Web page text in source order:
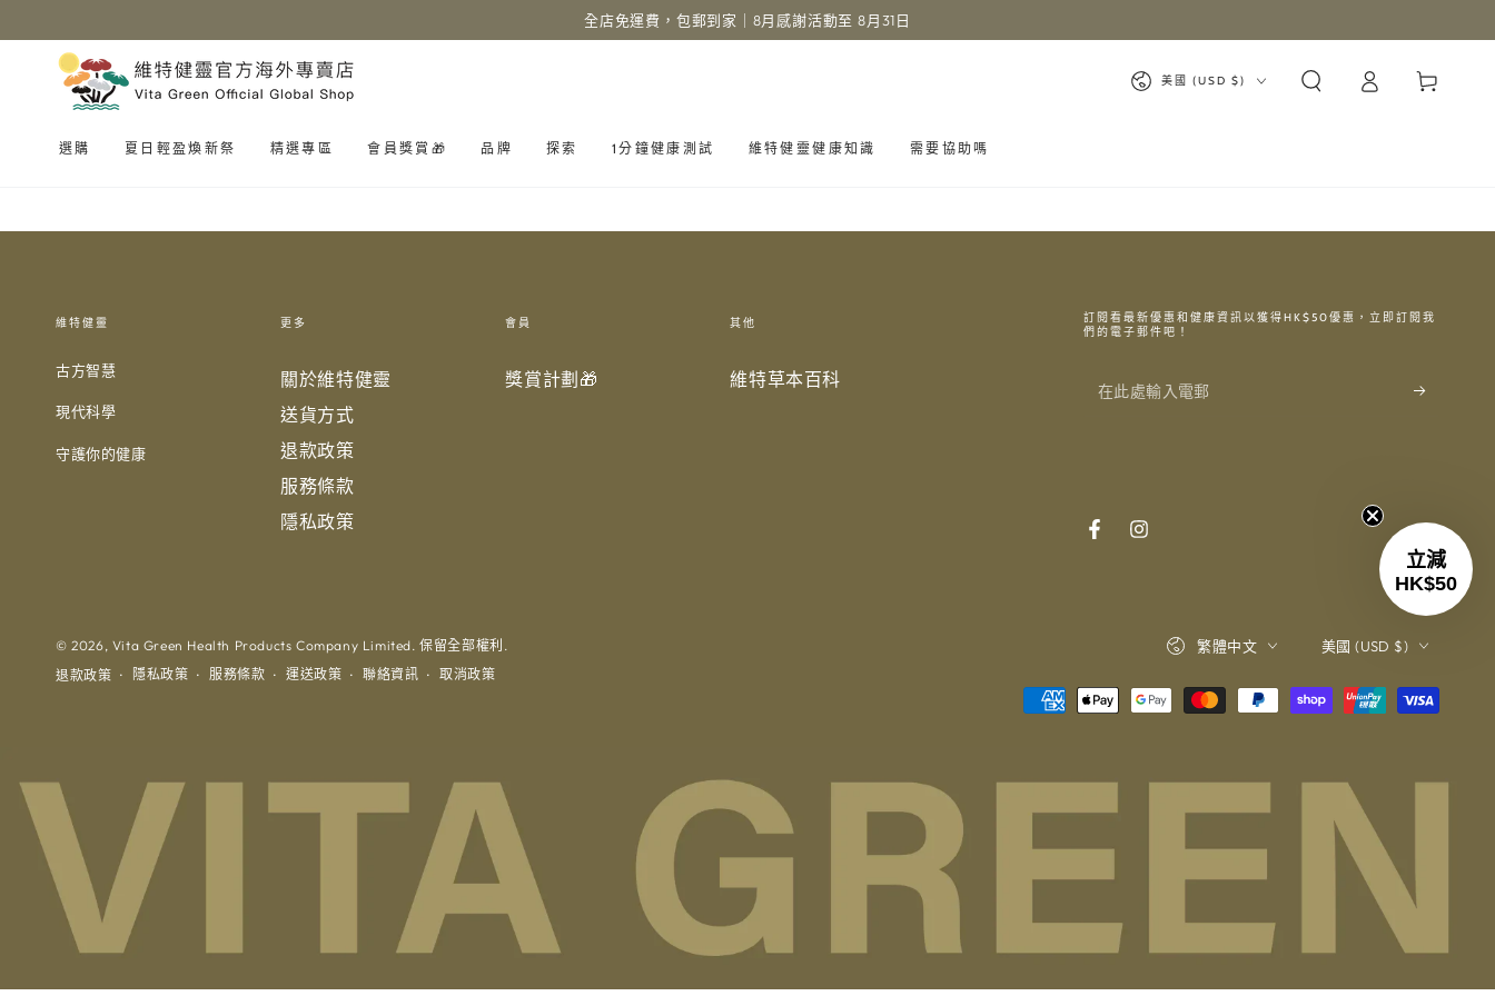
全店免運費，包郵到家｜8月感謝活動至 8月31日
選購 夏日輕盈煥新祭 精選專區 會員獎賞🎁 品牌 探索 1分鐘健康測試 維特健靈健康知識 需要協助嗎
國
美國 (USD $)
入
物
維特健靈
古方智慧
現代科學
守護你的健康
更多
關於維特健靈
送貨方式
退款政策
服務條款
隱私政策
會員
獎賞計劃🎁
其他
維特草本百科
訂閱看最新優惠和健康資訊以獲得HK$50優惠，立即訂閱我
們的電子郵件吧！
在
入
FacebookInstagram
© 2026, Vita Green Health Products Company Limited. 保留全部權利.
退款政策
隱私政策 服務條款 運送政策 聯絡資訊 取消政策
言
繁體中文
家/
區
美國 (USD $)
立減
HK$50